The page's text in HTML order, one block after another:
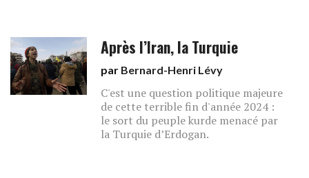
Après l’Iran, la Turquie
par Bernard-Henri Lévy
C'est une question politique majeure
de cette terrible fin d'année 2024 :
le sort du peuple kurde menacé par
la Turquie d’Erdogan.